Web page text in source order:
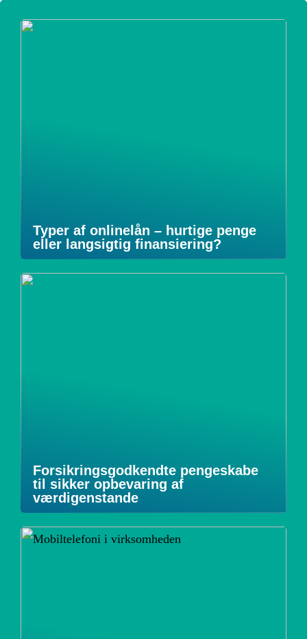
Typer af onlinelån – hurtige penge
eller langsigtig finansiering?
Forsikringsgodkendte pengeskabe
til sikker opbevaring af
værdigenstande